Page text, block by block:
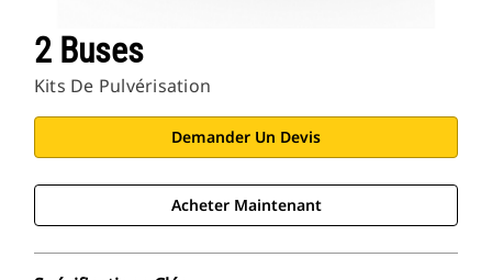
2 Buses
Kits De Pulvérisation
Demander Un Devis
Acheter Maintenant